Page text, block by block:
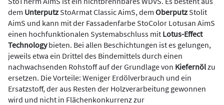
dem Unterputz StoArmat Classic AimS, dem Oberputz Stolit
AimS und kann mit der Fassadenfarbe StoColor Lotusan AimS
einen hochfunktionalen Systemabschluss mit Lotus-Effect
Technologybieten. Bei allen Beschichtungen ist es gelungen,
jeweils etwa ein Drittel des Bindemittels durch einen
nachwachsenden Rohstoff auf der Grundlage von Kiefernölzu
ersetzen. Die Vorteile: Weniger Erdölverbrauch und ein
Ersatzstoff, der aus Resten der Holzverarbeitung gewonnen
wird und nicht in Flächenkonkurrenz zur